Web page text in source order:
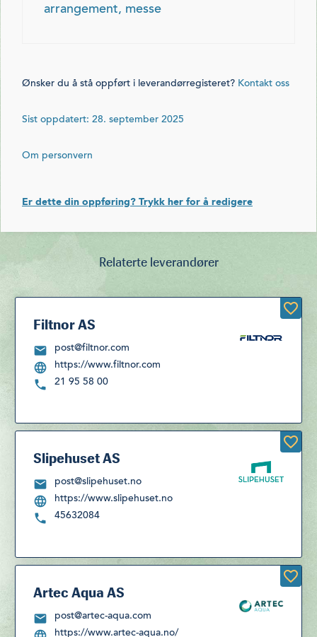
arrangement, messe
Ønsker du å stå oppført i leverandørregisteret? Kontakt oss
Sist oppdatert: 28. september 2025
Om personvern
Er dette din oppføring? Trykk her for å redigere
Relaterte leverandører
Filtnor AS
post@filtnor.com
https://www.filtnor.com
21 95 58 00
Slipehuset AS
post@slipehuset.no
https://www.slipehuset.no
45632084
Artec Aqua AS
post@artec-aqua.com
https://www.artec-aqua.no/